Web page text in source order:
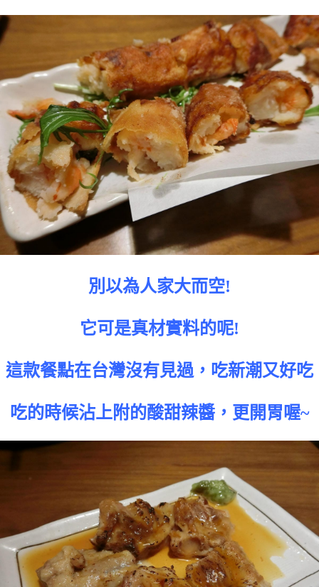
別以為人家大而空!
它可是真材實料的呢!
這款餐點在台灣沒有見過，吃新潮又好吃
吃的時候沾上附的酸甜辣醬，更開胃喔~